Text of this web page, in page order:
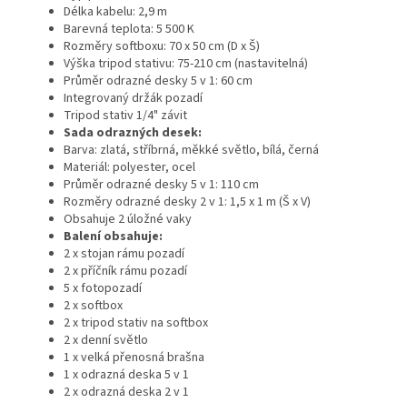
Délka kabelu: 2,9 m
Barevná teplota: 5 500 K
Rozměry softboxu: 70 x 50 cm (D x Š)
Výška tripod stativu: 75-210 cm (nastavitelná)
Průměr odrazné desky 5 v 1: 60 cm
Integrovaný držák pozadí
Tripod stativ 1/4" závit
Sada odrazných desek:
Barva: zlatá, stříbrná, měkké světlo, bílá, černá
Materiál: polyester, ocel
Průměr odrazné desky 5 v 1: 110 cm
Rozměry odrazné desky 2 v 1: 1,5 x 1 m (Š x V)
Obsahuje 2 úložné vaky
Balení obsahuje:
2 x stojan rámu pozadí
2 x příčník rámu pozadí
5 x fotopozadí
2 x softbox
2 x tripod stativ na softbox
2 x denní světlo
1 x velká přenosná brašna
1 x odrazná deska 5 v 1
2 x odrazná deska 2 v 1